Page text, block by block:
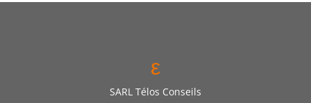
ε
SARL Télos Conseils